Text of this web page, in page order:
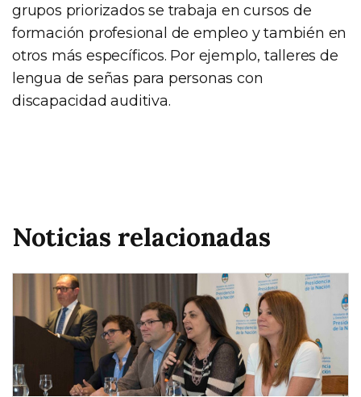
grupos priorizados se trabaja en cursos de
formación profesional de empleo y también en
otros más específicos. Por ejemplo, talleres de
lengua de señas para personas con
discapacidad auditiva.
Noticias relacionadas